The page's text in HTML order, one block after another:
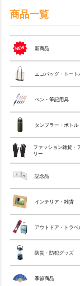
商品一覧
新商品
エコバッグ・トート
ペン・筆記用具
タンブラー・ボトル
ファッション雑貨・
リー
記念品
インテリア・雑貨
アウトドア・トラベ
防災・防犯グッズ
季節商品